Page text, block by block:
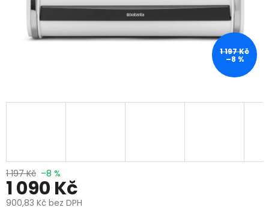
1 197 Kč
–8 %
1 197 Kč –8 %
1 090 Kč
900,83 Kč bez DPH